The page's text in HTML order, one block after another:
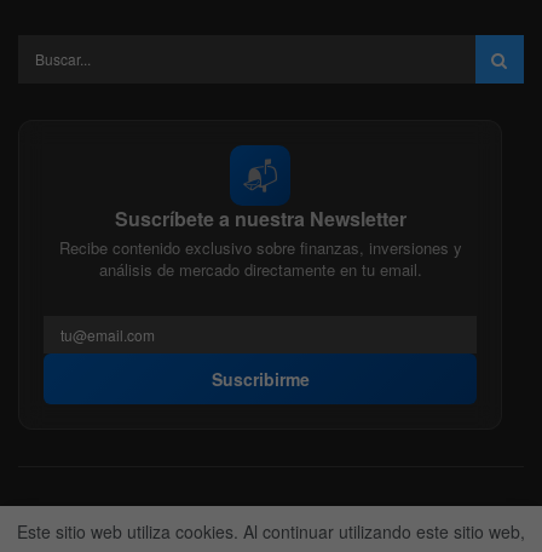
📬
Suscríbete a nuestra Newsletter
Recibe contenido exclusivo sobre finanzas, inversiones y
análisis de mercado directamente en tu email.
Suscribirme
Acerca de nosotros Politica Editorial
Nuestro Equipo
Contactanos
Anunciate
Este sitio web utiliza cookies. Al continuar utilizando este sitio web,